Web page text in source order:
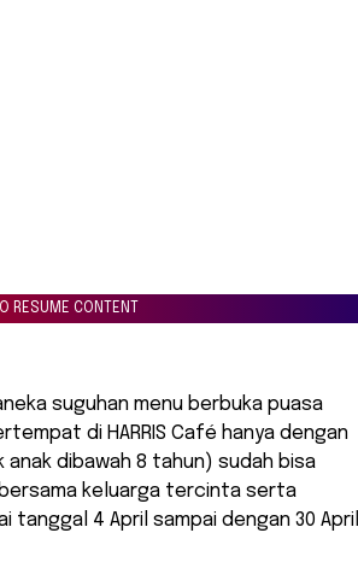
RESUME CONTENT
suguhan menu berbuka puasa
di HARRIS Café hanya dengan
anak dibawah 8 tahun) sudah bisa
keluarga tercinta serta
tanggal 4 April sampai dengan 30 April